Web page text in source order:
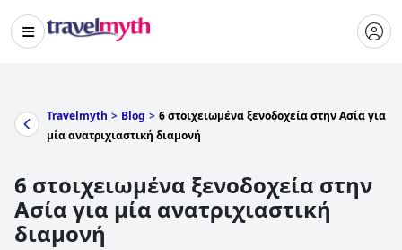
Travelmyth > Blog > 6 στοιχειωμένα ξενοδοχεία στην Ασία για
μία ανατριχιαστική διαμονή
6 στοιχειωμένα ξενοδοχεία στην
Ασία για μία ανατριχιαστική
διαμονή